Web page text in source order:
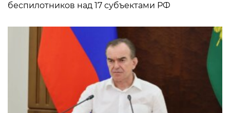
беспилотников над 17 субъектами РФ